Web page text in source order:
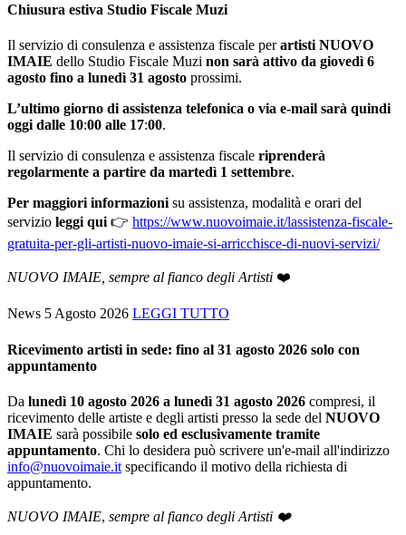
Chiusura estiva Studio Fiscale Muzi
Il servizio di consulenza e assistenza fiscale perartisti NUOVO
IMAIE dello Studio Fiscale Muzi non sarà attivo da giovedì 6
agosto fino a lunedì 31 agosto prossimi.
L’ultimo giorno di assistenza telefonica o via e-mail sarà quindi
oggi dalle 10:00 alle 17:00.
Il servizio di consulenza e assistenza fiscale riprenderà
regolarmente a partire da martedì 1 settembre.
Per maggiori informazioni su assistenza, modalità e orari del
servizio leggi qui 👉 https://www.nuovoimaie.it/lassistenza-fiscale-
gratuita-per-gli-artisti-nuovo-imaie-si-arricchisce-di-nuovi-servizi/
NUOVO IMAIE, sempre al fianco degli Artisti ❤️
News 5 Agosto 2026 LEGGI TUTTO
Ricevimento artisti in sede: fino al 31 agosto 2026 solo con
appuntamento
Da lunedì 10 agosto 2026 a lunedì 31 agosto 2026 compresi, il
ricevimento delle artiste e degli artisti presso la sede del NUOVO
IMAIE sarà possibile solo ed esclusivamente tramite
appuntamento. Chi lo desidera può scrivere un'e-mail all'indirizzo
info@nuovoimaie.it specificando il motivo della richiesta di
appuntamento.
NUOVO IMAIE, sempre al fianco degli Artisti ❤️